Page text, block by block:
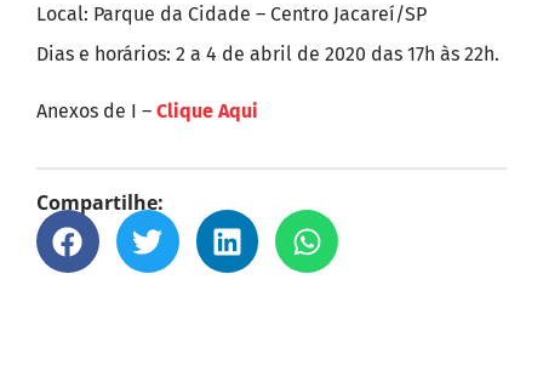
Local: Parque da Cidade – Centro Jacareí/SP
Dias e horários: 2 a 4 de abril de 2020 das 17h às 22h.
Anexos de I – Clique Aqui
Compartilhe: